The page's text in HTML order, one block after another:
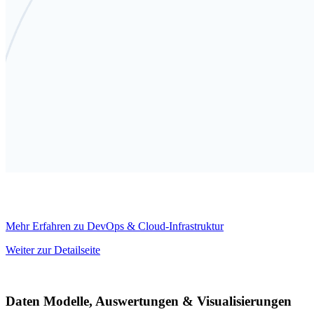
Mehr Erfahren zu DevOps & Cloud-Infrastruktur
Weiter zur Detailseite
Daten Modelle, Auswertungen & Visualisierungen